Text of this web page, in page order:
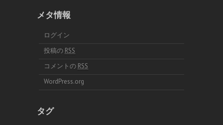
メタ情報
ログイン
投稿の RSS
コメントの RSS
WordPress.org
タグ